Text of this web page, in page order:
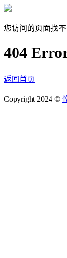
您访问的页面找
404
返回首页
Copyright 2024 ©